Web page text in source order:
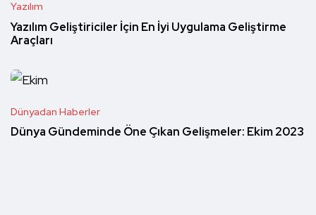
Yazılım
Yazılım Geliştiriciler İçin En İyi Uygulama Geliştirme
Araçları
Dünyadan Haberler
Dünya Gündeminde Öne Çıkan Gelişmeler: Ekim 2023